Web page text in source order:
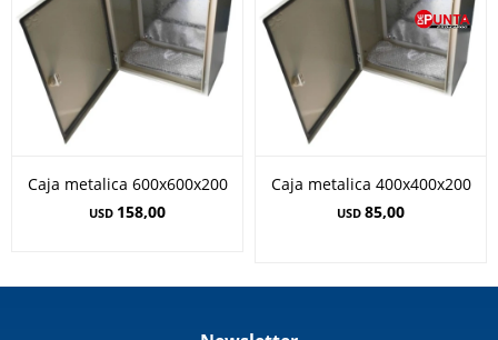
Caja metalica 600x600x200
USD 158,00
Caja metalica 400x400x200
USD 85,00